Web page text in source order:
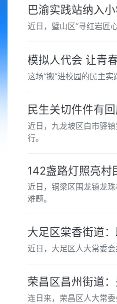
巴渝实践站纳入
近日，璧山区“寻红岩匠
模拟人代会 让青
这场“搬”进校园的民主
民生关切件件有
近日，九龙坡区白市驿
行。
142盏路灯照亮村
近日，铜梁区围龙镇龙
难题。
大足区棠香街道
近日，大足区人大常委
荣昌区昌州街道
连日来，荣昌区人大常